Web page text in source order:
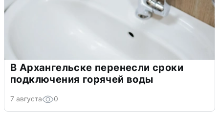
В Архангельске перенесли сроки
подключения горячей воды
7 августа 0